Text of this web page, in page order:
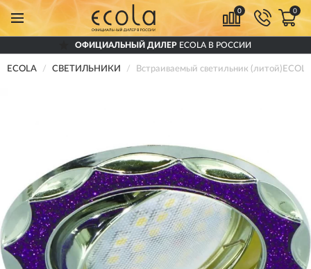
0 0
ОФИЦИАЛЬНЫЙ ДИЛЕРECOLA В РОССИИ
ECOLA СВЕТИЛЬНИКИ Встраиваемый светильник